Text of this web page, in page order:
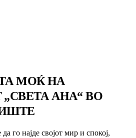
МОЌ НА
АНА“ ВО
го најде својот мир и спокој,